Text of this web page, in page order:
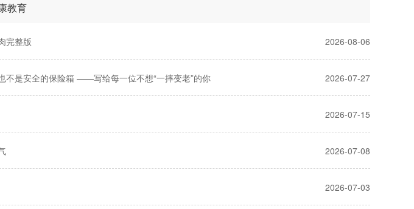
教育
完整版 2026-08-06
不是安全的保险箱 ——写给每一位不想“一摔变老”的你 2026-07-27
2026-07-15
2026-07-08
2026-07-03